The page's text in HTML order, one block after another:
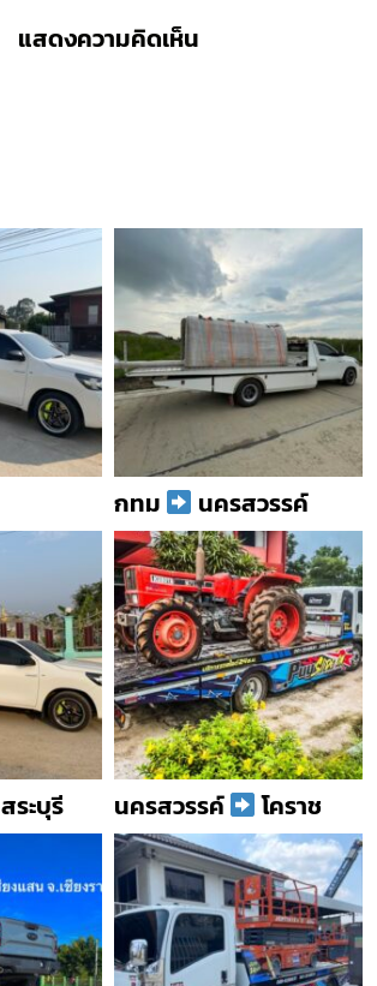
แสดงความคิดเห็น
กทม นครสวรรค์
สระบุรี นครสวรรค์ โคราช